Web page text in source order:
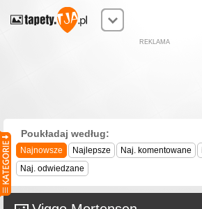
REKLAMA
Poukładaj według:
Najnowsze Najlepsze Naj. komentowane
Naj. odwiedzane